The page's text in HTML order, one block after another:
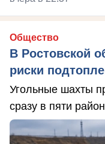
Общество
В Ростовской
риски
Угольные шахты
сразу в пяти